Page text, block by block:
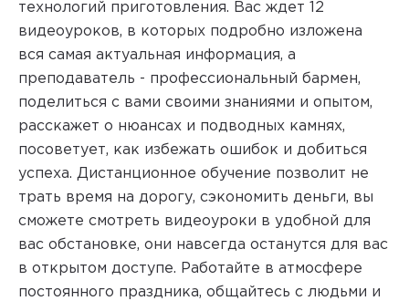
технологий приготовления. Вас ждет 12
видеоуроков, в которых подробно изложена
вся самая актуальная информация, а
преподаватель - профессиональный бармен,
поделиться с вами своими знаниями и опытом,
расскажет о нюансах и подводных камнях,
посоветует, как избежать ошибок и добиться
успеха. Дистанционное обучение позволит не
трать время на дорогу, сэкономить деньги, вы
сможете смотреть видеоуроки в удобной для
вас обстановке, они навсегда останутся для вас
в открытом доступе. Работайте в атмосфере
постоянного праздника, общайтесь с людьми и